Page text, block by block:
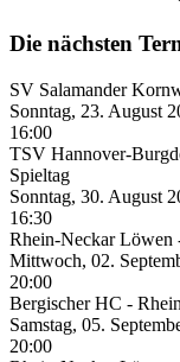
Die nächsten
SV Salamander
Sonntag, 23. August
16:00
TSV Hannover-
Spieltag
Sonntag, 30. August
16:30
Rhein-Neckar Löwen
Mittwoch, 02.
20:00
Bergischer HC -
Samstag, 05.
20:00